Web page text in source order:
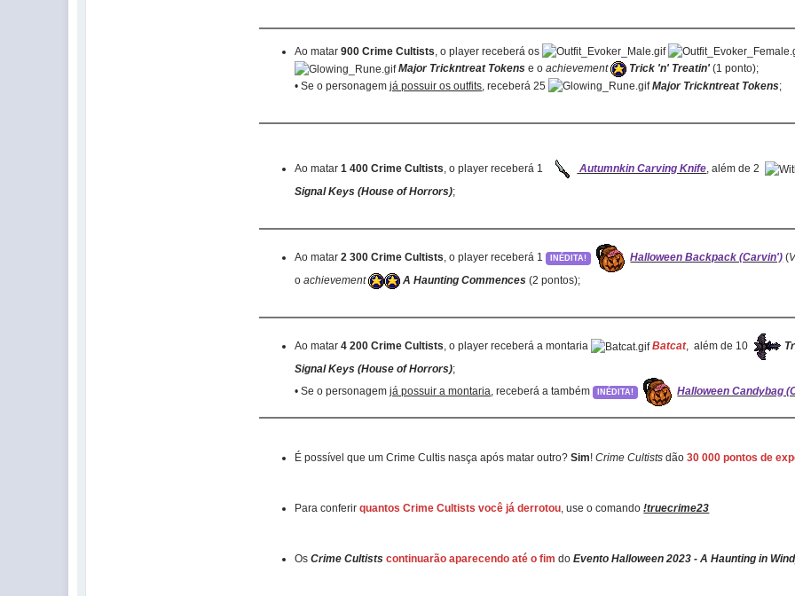
Ao matar900 Crime Cultists, o player receberá os
Major Trickntreat Tokens e oachievement Trick 'n' Treatin' (1 ponto);
• Se o personagemjá possuir os outfits , receberá 25 Major Trickntreat Tokens;
Ao matar1 400 Crime Cultists, o player receberá 1 Autumnkin Carving Knife, além de 2
Signal Keys (House of Horrors);
Ao matar2 300 Crime Cultists, o player receberá 1 INÉDITA! Halloween Backpack (Carvin') (
oachievement A Haunting Commences (2 pontos);
Ao matar4 200 Crime Cultists, o player receberá a montaria Batcat, além de 10
Signal Keys (House of Horrors);
• Se o personagemjá possuir a montaria, receberá a também INÉDITA! Halloween Candybag
É possível que um Crime Cultis nasça após matar outro?Sim!Crime Cultists dão30 000 pontos de
Para conferirquantos Crime Cultists você já derrotou, use o comando!truecrime23
OsCrime Cultists continuarão aparecendo até o fim doEvento Halloween 2023 - A Haunting in